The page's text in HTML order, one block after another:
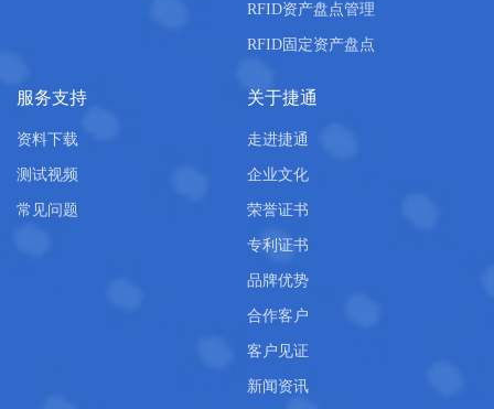
RFID资产盘点管理
RFID固定资产盘点
服务支持
资料下载
测试视频
常见问题
关于捷通
走进捷通
企业文化
荣誉证书
专利证书
品牌优势
合作客户
客户见证
新闻资讯